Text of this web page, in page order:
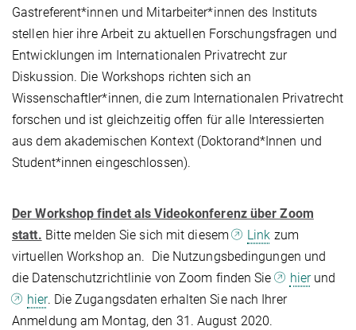
Gastreferent*innen und Mitarbeiter*innen des Instituts
stellen hier ihre Arbeit zu aktuellen Forschungsfragen und
Entwicklungen im Internationalen Privatrecht zur
Diskussion. Die Workshops richten sich an
Wissenschaftler*innen, die zum Internationalen Privatrecht
forschen und ist gleichzeitig offen für alle Interessierten
aus dem akademischen Kontext (Doktorand*Innen und
Student*innen eingeschlossen).
Der Workshop findet als Videokonferenz über Zoom
statt. Bitte melden Sie sich mit diesem Link zum
virtuellen Workshop an. Die Nutzungsbedingungen und
die Datenschutzrichtlinie von Zoom finden Sie
hierund
hier. Die Zugangsdaten erhalten Sie nach Ihrer
Anmeldung am Montag, den 31. August 2020.